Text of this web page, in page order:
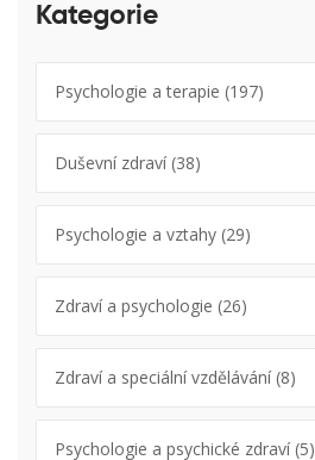
Kategorie
Psychologie a terapie (197)
Duševní zdraví(38)
Psychologie a vztahy (29)
Zdraví a psychologie (26)
Zdraví a speciální vzdělávání(8)
Psychologie a psychické zdraví(5)